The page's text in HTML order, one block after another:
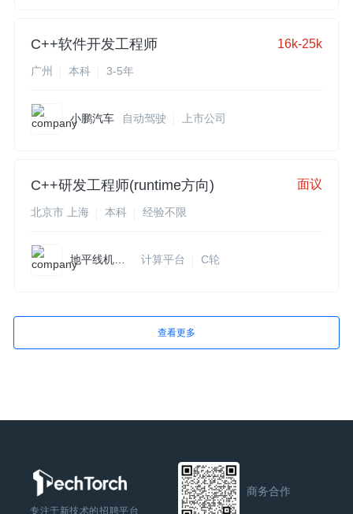
C++软件开发工程师 16k-25k
广州 本科 3-5年
小鹏汽车 自动驾驶 上市公司
C++研发工程师(runtime方向) 面议
北京市 上海 本科 经验不限
地平线机器人 计算平台 C轮
查看更多
专注于新技术的招聘平台
商务合作